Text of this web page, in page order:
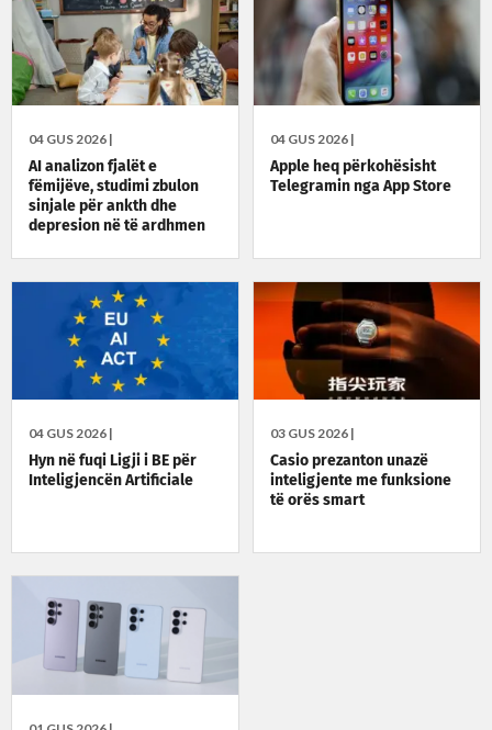
04 GUS 2026 |
AI analizon fjalët e
fëmijëve, studimi zbulon
sinjale për ankth dhe
depresion në të ardhmen
04 GUS 2026 |
Apple heq përkohësisht
Telegramin nga App Store
04 GUS 2026 |
Hyn në fuqi Ligji i BE për
Inteligjencën Artificiale
03 GUS 2026 |
Casio prezanton unazë
inteligjente me funksione
të orës smart